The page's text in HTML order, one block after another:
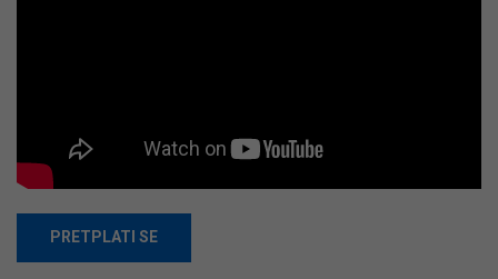
PRETPLATI SE